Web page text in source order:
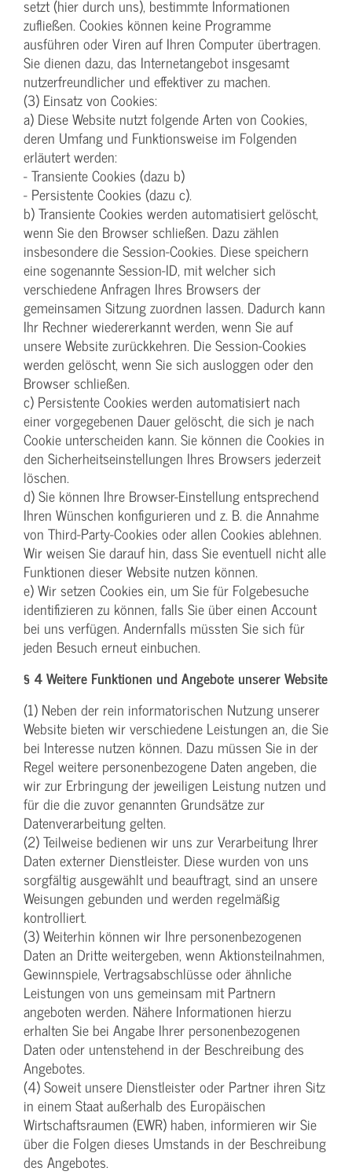
setzt (hier durch uns), bestimmte Informationen
zufließen. Cookies können keine Programme
ausführen oder Viren auf Ihren Computer übertragen.
Sie dienen dazu, das Internetangebot insgesamt
nutzerfreundlicher und effektiver zu machen.
(3) Einsatz von Cookies:
a) Diese Website nutzt folgende Arten von Cookies,
deren Umfang und Funktionsweise im Folgenden
erläutert werden:
- Transiente Cookies (dazu b)
- Persistente Cookies (dazu c).
b) Transiente Cookies werden automatisiert gelöscht,
wenn Sie den Browser schließen. Dazu zählen
insbesondere die Session-Cookies. Diese speichern
eine sogenannte Session-ID, mit welcher sich
verschiedene Anfragen Ihres Browsers der
gemeinsamen Sitzung zuordnen lassen. Dadurch kann
Ihr Rechner wiedererkannt werden, wenn Sie auf
unsere Website zurückkehren. Die Session-Cookies
werden gelöscht, wenn Sie sich ausloggen oder den
Browser schließen.
c) Persistente Cookies werden automatisiert nach
einer vorgegebenen Dauer gelöscht, die sich je nach
Cookie unterscheiden kann. Sie können die Cookies in
den Sicherheitseinstellungen Ihres Browsers jederzeit
löschen.
d) Sie können Ihre Browser-Einstellung entsprechend
Ihren Wünschen konfigurieren und z. B. die Annahme
von Third-Party-Cookies oder allen Cookies ablehnen.
Wir weisen Sie darauf hin, dass Sie eventuell nicht alle
Funktionen dieser Website nutzen können.
e) Wir setzen Cookies ein, um Sie für Folgebesuche
identifizieren zu können, falls Sie über einen Account
bei uns verfügen. Andernfalls müssten Sie sich für
jeden Besuch erneut einbuchen.
§ 4 Weitere Funktionen und Angebote unserer Website
(1) Neben der rein informatorischen Nutzung unserer
Website bieten wir verschiedene Leistungen an, die Sie
bei Interesse nutzen können. Dazu müssen Sie in der
Regel weitere personenbezogene Daten angeben, die
wir zur Erbringung der jeweiligen Leistung nutzen und
für die die zuvor genannten Grundsätze zur
Datenverarbeitung gelten.
(2) Teilweise bedienen wir uns zur Verarbeitung Ihrer
Daten externer Dienstleister. Diese wurden von uns
sorgfältig ausgewählt und beauftragt, sind an unsere
Weisungen gebunden und werden regelmäßig
kontrolliert.
(3) Weiterhin können wir Ihre personenbezogenen
Daten an Dritte weitergeben, wenn Aktionsteilnahmen,
Gewinnspiele, Vertragsabschlüsse oder ähnliche
Leistungen von uns gemeinsam mit Partnern
angeboten werden. Nähere Informationen hierzu
erhalten Sie bei Angabe Ihrer personenbezogenen
Daten oder untenstehend in der Beschreibung des
Angebotes.
(4) Soweit unsere Dienstleister oder Partner ihren Sitz
in einem Staat außerhalb des Europäischen
Wirtschaftsraumen (EWR) haben, informieren wir Sie
über die Folgen dieses Umstands in der Beschreibung
des Angebotes.